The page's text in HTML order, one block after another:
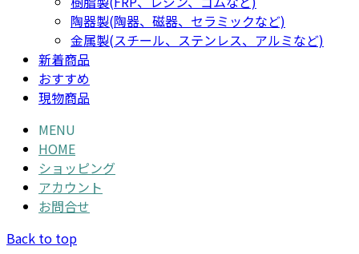
陶器製(陶器、磁器、セラミックなど)
金属製(スチール、ステンレス、アルミなど)
新着商品
おすすめ
現物商品
MENU
HOME
ショッピング
アカウント
お問合せ
Back to top